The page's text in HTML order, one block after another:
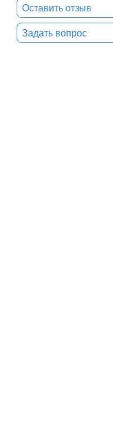
Оставить отзыв
Задать вопрос